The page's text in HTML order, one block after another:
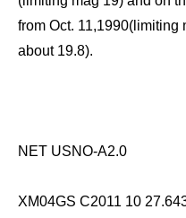
from Oct. 11,1990(limiting
about 19.8).
NET USNO-A2.0
XM04GS C2011 10